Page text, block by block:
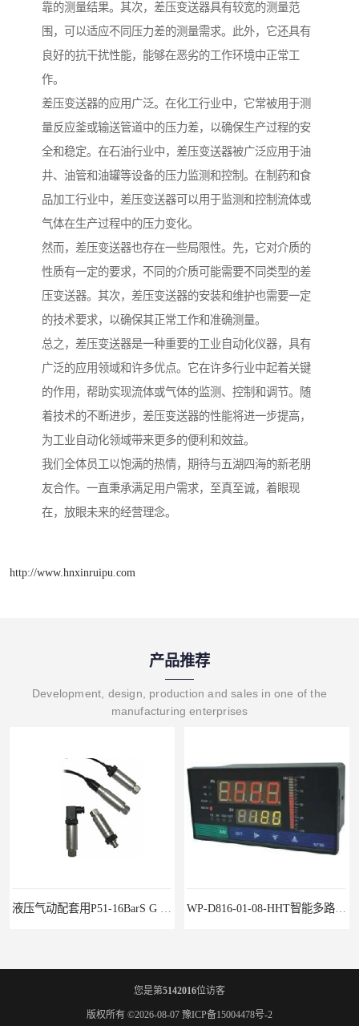
靠的测量结果。其次，差压变送器具有较宽的测量范
围，可以适应不同压力差的测量需求。此外，它还具有
良好的抗干扰性能，能够在恶劣的工作环境中正常工
作。
差压变送器的应用广泛。在化工行业中，它常被用于测
量反应釜或输送管道中的压力差，以确保生产过程的安
全和稳定。在石油行业中，差压变送器被广泛应用于油
井、油管和油罐等设备的压力监测和控制。在制药和食
品加工行业中，差压变送器可以用于监测和控制流体或
气体在生产过程中的压力变化。
然而，差压变送器也存在一些局限性。先，它对介质的
性质有一定的要求，不同的介质可能需要不同类型的差
压变送器。其次，差压变送器的安装和维护也需要一定
的技术要求，以确保其正常工作和准确测量。
总之，差压变送器是一种重要的工业自动化仪器，具有
广泛的应用领域和许多优点。它在许多行业中起着关键
的作用，帮助实现流体或气体的监测、控制和调节。随
着技术的不断进步，差压变送器的性能将进一步提高，
为工业自动化领域带来更多的便利和效益。
我们全体员工以饱满的热情，期待与五湖四海的新老朋
友合作。一直秉承满足用户需求，至真至诚，着眼现
在，放眼未来的经营理念。
http://www.hnxinruipu.com
产品推荐
Development, design, production and sales in one of the
manufacturing enterprises
您是第5142016位访客
版权所有 ©2026-08-07 豫ICP备15004478号-2